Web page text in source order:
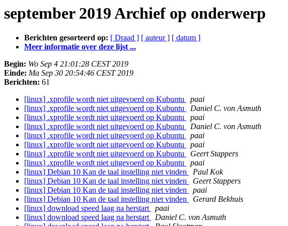
september 2019 Archief op onderwerp
Berichten gesorteerd op: [ Draad ] [ auteur ] [ datum ]
Meer informatie over deze lijst ...
Begin: Wo Sep 4 21:01:28 CEST 2019
Einde: Ma Sep 30 20:54:46 CEST 2019
Berichten: 61
[linux] .xprofile wordt niet uitgevoerd op Kubuntu
paai
[linux] .xprofile wordt niet uitgevoerd op Kubuntu
Daniel C. von Asmuth
[linux] .xprofile wordt niet uitgevoerd op Kubuntu
paai
[linux] .xprofile wordt niet uitgevoerd op Kubuntu
Daniel C. von Asmuth
[linux] .xprofile wordt niet uitgevoerd op Kubuntu
paai
[linux] .xprofile wordt niet uitgevoerd op Kubuntu
paai
[linux] .xprofile wordt niet uitgevoerd op Kubuntu
Geert Stappers
[linux] .xprofile wordt niet uitgevoerd op Kubuntu
paai
[linux] Debian 10 Kan de taal instelling niet vinden
Paul Kok
[linux] Debian 10 Kan de taal instelling niet vinden
Geert Stappers
[linux] Debian 10 Kan de taal instelling niet vinden
paai
[linux] Debian 10 Kan de taal instelling niet vinden
Gerard Bekhuis
[linux] download speed laag na herstart
paai
[linux] download speed laag na herstart
Daniel C. von Asmuth